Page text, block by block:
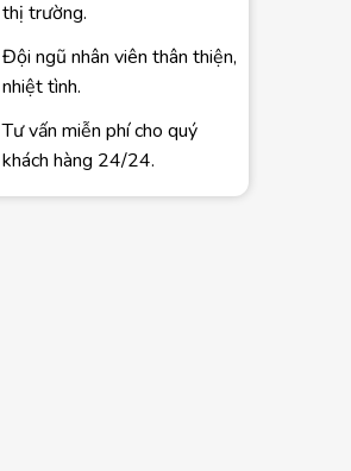
thị trường.
Đội ngũ nhân viên thân thiện,
nhiệt tình.
Tư vấn miễn phí cho quý
khách hàng 24/24.